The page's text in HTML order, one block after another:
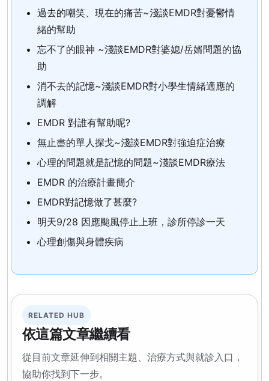
過去的嘲笑、現在的痛苦~淺談EMDR對憂鬱情
緒的幫助
忘不了的眼神 ~淺談EMDR對婆媳/岳婿問題的協
助
消不去的記憶~淺談EMDR對小學生情緒適應的
調解
EMDR 對誰有幫助呢?
無止盡的單人探戈~淺談EMDR對強迫症治療
心理的問題就是記憶的問題~淺談EMDR療法
EMDR 的治療計畫簡介
EMDR對記憶做了甚麼?
明天9/28 因應颱風停止上班，診所停診一天
心理創傷與身體疾病
RELATED HUB
依這篇文章繼續看
從目前文章延伸到相關主題、治療方式與就診入口，
協助你找到下一步。